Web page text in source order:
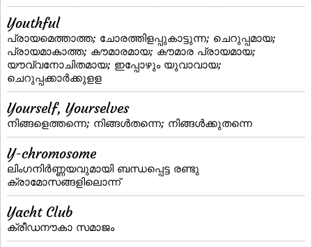
Youthful
പ്രായമെത്താത്ത; ചോരത്തിളപ്പുകാട്ടുന്ന; ചെറുപ്പമായ;
പ്രായമാകാത്ത; കൗമാരമായ; കൗമാര പ്രായമായ;
യൗവ്വനോചിതമായ; ഇപ്പോഴും യുവാവായ;
ചെറുപ്പക്കാര്‍ക്കുളള
Yourself, Yourselves
നിങ്ങളെത്തന്നെ; നിങ്ങള്‍തന്നെ; നിങ്ങള്‍ക്കുതന്നെ
Y-chromosome
ലിംഗനിര്‍ണ്ണയവുമായി ബന്ധപ്പെട്ട രണ്ടു
ക്രാമോസങ്ങളിലൊന്ന്‌
Yacht Club
ക്രീഡനൗകാ സമാജം